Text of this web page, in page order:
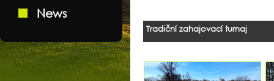
News
Tradiční zahajovací turnaj